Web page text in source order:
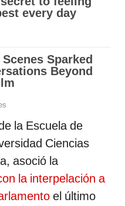
la Escuela de
Ciencias
asoció la
la interpelación a
el último